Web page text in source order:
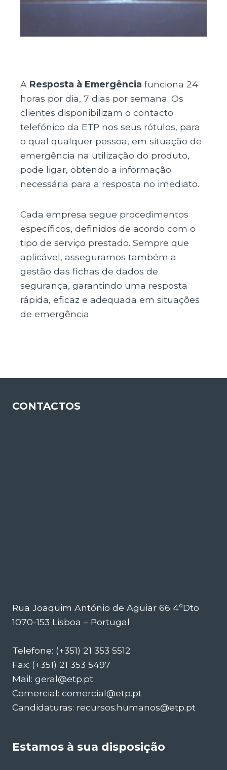
A Resposta à Emergência funciona 24
horas por dia, 7 dias por semana. Os
clientes disponibilizam o contacto
telefónico da ETP nos seus rótulos, para
o qual qualquer pessoa, em situação de
emergência na utilização do produto,
pode ligar, obtendo a informação
necessária para a resposta no imediato.
Cada empresa segue procedimentos
específicos, definidos de acordo com o
tipo de serviço prestado. Sempre que
aplicável, asseguramos também a
gestão das fichas de dados de
segurança, garantindo uma resposta
rápida, eficaz e adequada em situações
de emergência
CONTACTOS
Rua Joaquim António de Aguiar 66 4ºDto
1070-153 Lisboa – Portugal
Telefone: (+351) 21 353 5512
Fax: (+351) 21 353 5497
Mail: geral@etp.pt
Comercial: comercial@etp.pt
Candidaturas: recursos.humanos@etp.pt
Estamos à sua disposição